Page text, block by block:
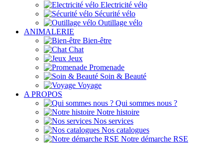
Electricité vélo
Sécurité vélo
Outillage vélo
ANIMALERIE
Bien-être
Chat
Jeux
Promenade
Soin & Beauté
Voyage
A PROPOS
Qui sommes nous ?
Notre histoire
Nos services
Nos catalogues
Notre démarche RSE